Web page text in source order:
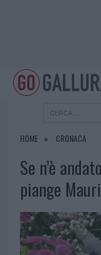
HOME CRONACA
Se n’è
piange